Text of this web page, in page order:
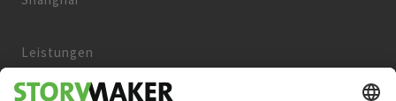
Leistungen
Kunden